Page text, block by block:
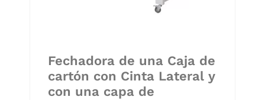
Fechadora de una Caja de
cartón con Cinta Lateral y
con una capa de